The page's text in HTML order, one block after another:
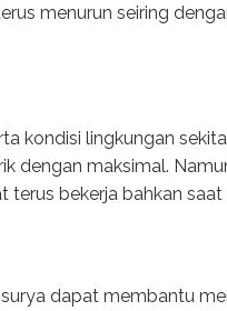
menurun seiring
kondisi lingkungan
dengan maksimal.
bekerja bahkan saat
dapat membantu